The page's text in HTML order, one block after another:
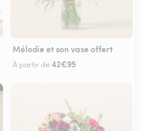
Mélodie et son vase offert
À partir de42€95